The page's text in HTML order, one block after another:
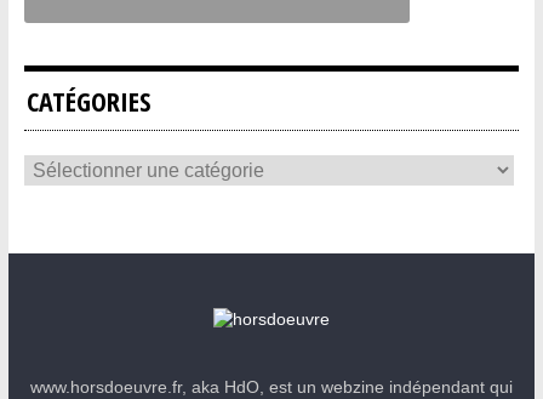
CATÉGORIES
www.horsdoeuvre.fr, aka HdO, est un webzine indépendant qui